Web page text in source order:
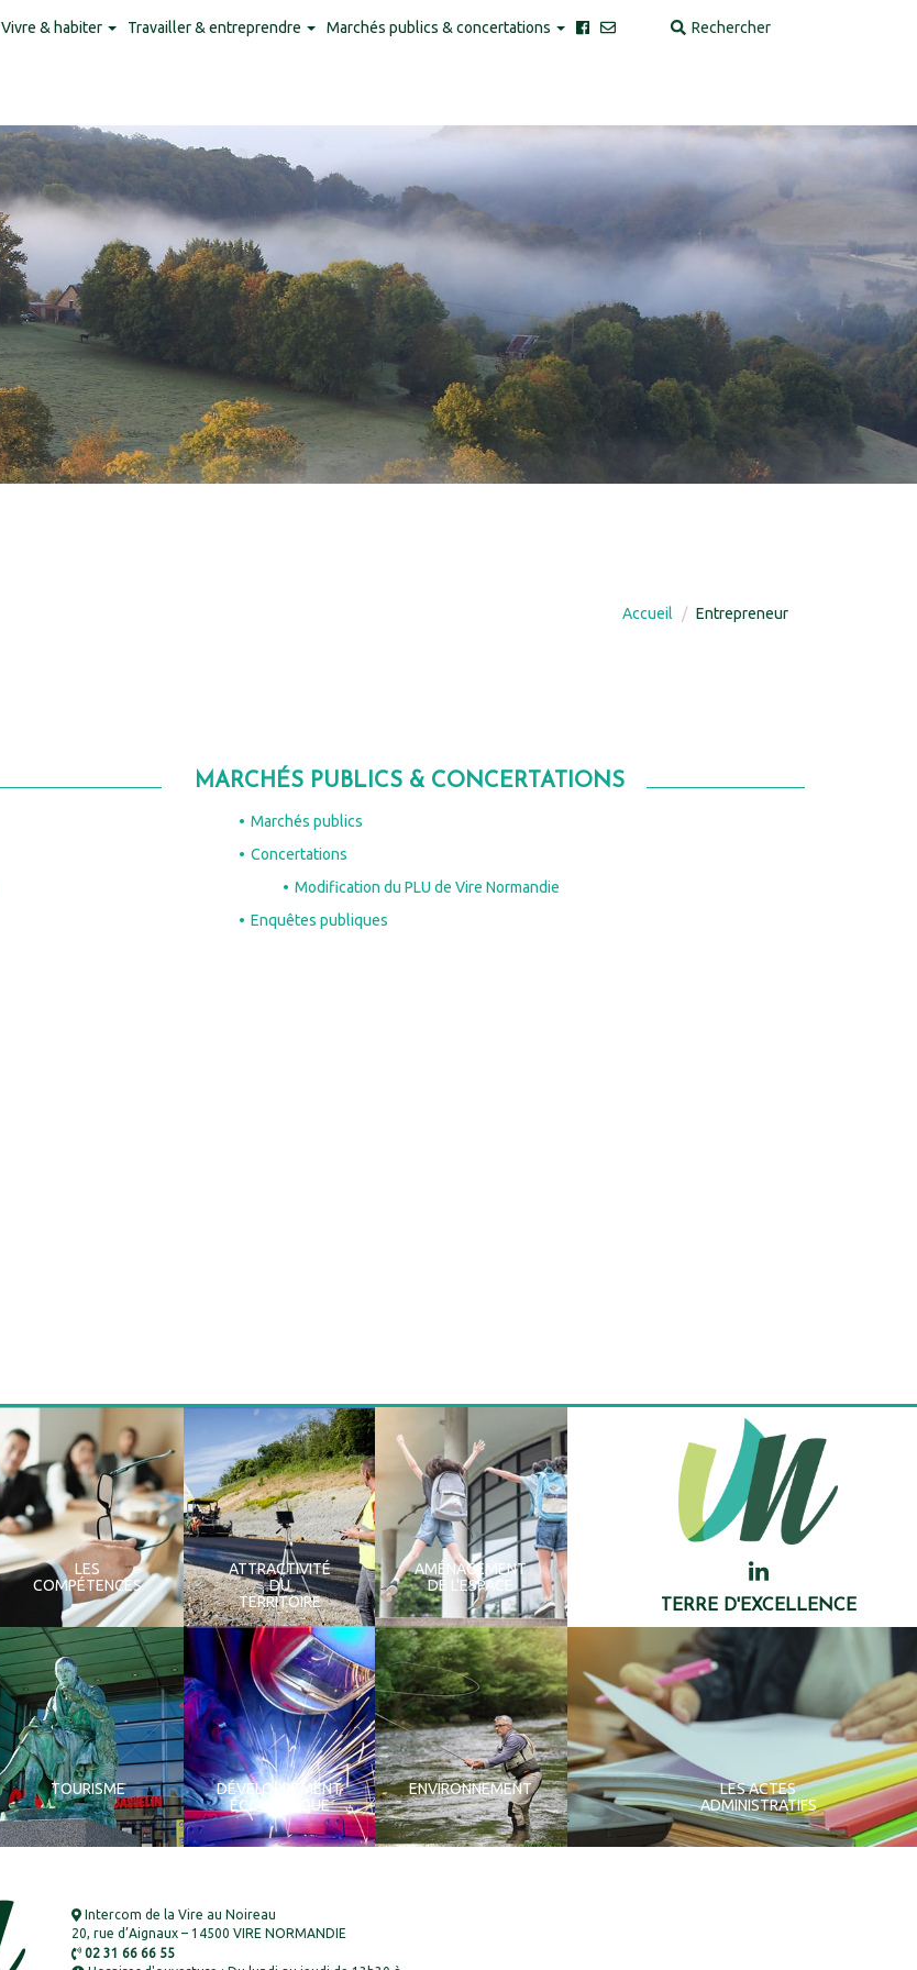
Vivre & habiter Travailler & entreprendre Marchés publics & concertations
Accueil Entrepreneur
MARCHÉS PUBLICS & CONCERTATIONS
Marchés publics
Concertations
Modification du PLU de Vire Normandie
Enquêtes publiques
LES
COMPÉTENCES
ATTRACTIVITÉ
DU
TERRITOIRE
AMÉNAGEMENT
DE L'ESPACE
TERRE D'EXCELLENCE
TOURISME
DÉVELOPPEMENT
ÉCONOMIQUE
ENVIRONNEMENT
LES ACTES
ADMINISTRATIFS
Intercom de la Vire au Noireau
20, rue d’Aignaux – 14500 VIRE NORMANDIE
02 31 66 66 55